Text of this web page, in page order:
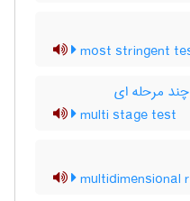
most stringent
مرحله ای
multi stage test
multidimensional